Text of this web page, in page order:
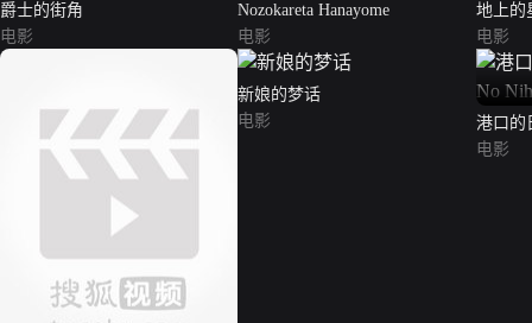
爵士的街角
电影
Nozokareta Hanayome
电影
地上的
电影
新娘的梦话
电影
港口的
Nihon
电影